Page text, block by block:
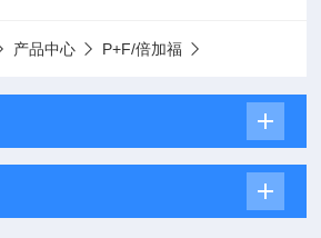
产品中心 P+F/倍加福